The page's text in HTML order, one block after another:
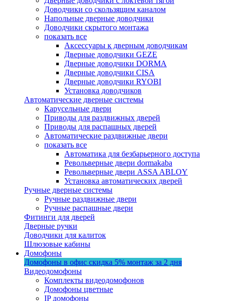
Доводчики со скользящим каналом
Напольные дверные доводчики
Доводчики скрытого монтажа
показать все
Аксессуары к дверным доводчикам
Дверные доводчики GEZE
Дверные доводчики DORMA
Дверные доводчики CISA
Дверные доводчики RYOBI
Установка доводчиков
Автоматические дверные системы
Карусельные двери
Приводы для раздвижных дверей
Приводы для распашных дверей
Автоматические раздвижные двери
показать все
Автоматика для безбарьерного доступа
Револьверные двери dormakaba
Револьверные двери ASSA ABLOY
Установка автоматических дверей
Ручные дверные системы
Ручные раздвижные двери
Ручные распашные двери
Фитинги для дверей
Дверные ручки
Доводчики для калиток
Шлюзовые кабины
Домофоны
Домофоны в офис скидка 5% монтаж за 2 дня
Видеодомофоны
Комплекты видеодомофонов
Домофоны цветные
IP домофоны